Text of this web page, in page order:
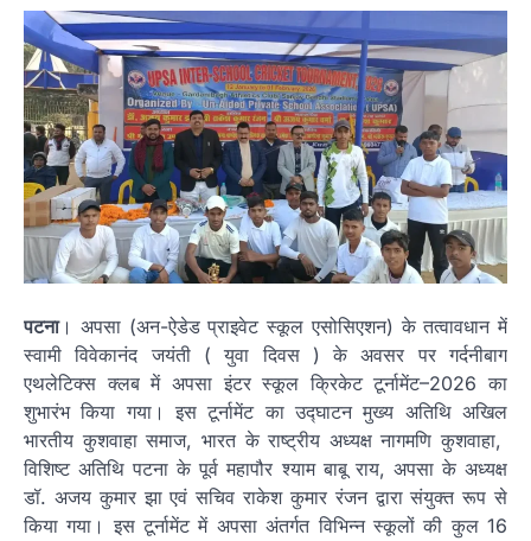
पटना। अपसा (अन-ऐडेड प्राइवेट स्कूल एसोसिएशन) के तत्वावधान में
स्वामी विवेकानंद जयंती ( युवा दिवस ) के अवसर पर गर्दनीबाग
एथलेटिक्स क्लब में अपसा इंटर स्कूल क्रिकेट टूर्नामेंट–2026 का
शुभारंभ किया गया। इस टूर्नामेंट का उद्घाटन मुख्य अतिथि अखिल
भारतीय कुशवाहा समाज, भारत के राष्ट्रीय अध्यक्ष नागमणि कुशवाहा,
विशिष्ट अतिथि पटना के पूर्व महापौर श्याम बाबू राय, अपसा के अध्यक्ष
डॉ. अजय कुमार झा एवं सचिव राकेश कुमार रंजन द्वारा संयुक्त रूप से
किया गया। इस टूर्नामेंट में अपसा अंतर्गत विभिन्न स्कूलों की कुल 16